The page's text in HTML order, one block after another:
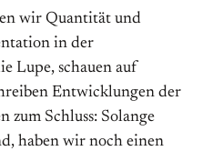
wir Quantität und
in der
Lupe, schauen auf
Entwicklungen der
zum Schluss: Solange
haben wir noch einen